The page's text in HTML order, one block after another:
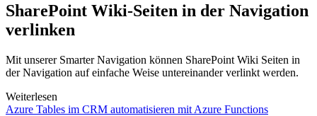
SharePoint Wiki-Seiten in der Navigation
verlinken
Mit unserer Smarter Navigation können SharePoint Wiki Seiten in
der Navigation auf einfache Weise untereinander verlinkt werden.
Weiterlesen
Azure Tables im CRM automatisieren mit Azure Functions